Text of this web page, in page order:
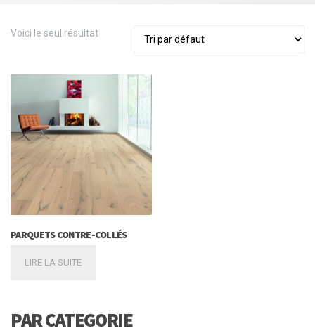
Voici le seul résultat
PARQUETS CONTRE-COLLÉS
LIRE LA SUITE
PAR CATEGORIE